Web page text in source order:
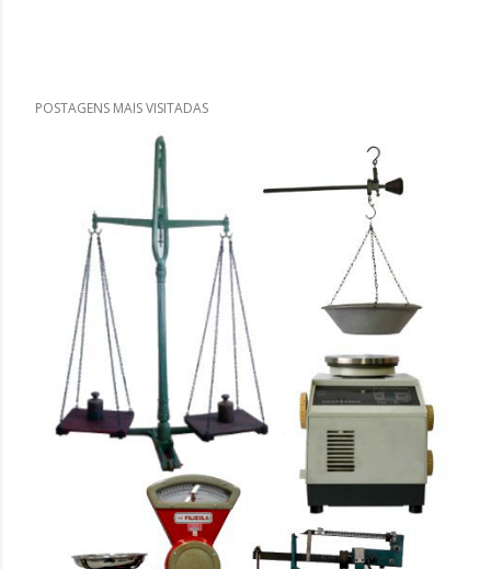
POSTAGENS MAIS VISITADAS